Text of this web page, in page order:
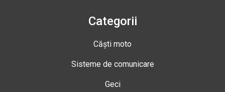
Categorii
Căști moto
Sisteme de comunicare
Geci